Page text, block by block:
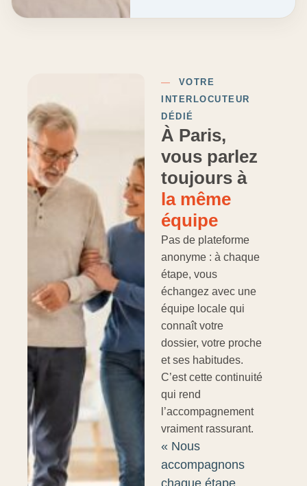
—
VOTRE
INTERLOCUTEUR
DÉDIÉ
À Paris,
vous parlez
toujours à
la même
équipe
Pas de plateforme
anonyme : à chaque
étape, vous
échangez avec une
équipe locale qui
connaît votre
dossier, votre proche
et ses habitudes.
C’est cette continuité
qui rend
l’accompagnement
vraiment rassurant.
« Nous
accompagnons
chaque étape